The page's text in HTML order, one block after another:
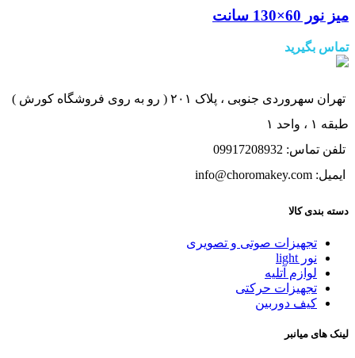
میز نور 60×130 سانت
تماس بگیرید
تهران سهروردی جنوبی ، پلاک ۲۰۱ ( رو به روی فروشگاه کورش )
طبقه ۱ ، واحد ۱
تلفن تماس: 09917208932
ایمیل: info@choromakey.com
دسته بندی کالا
تجهیزات صوتی و تصویری
نور light
لوازم آتلیه
تجهیزات حرکتی
کیف دوربین
لینک های میانبر